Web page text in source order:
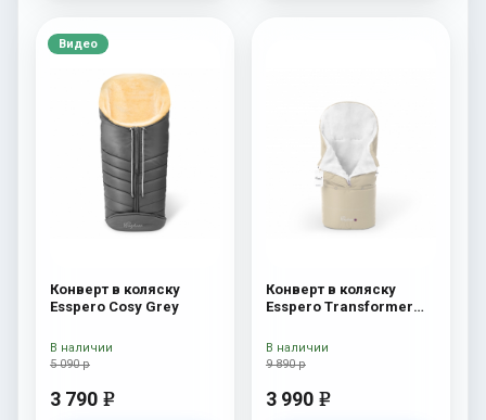
Видео
Конверт в коляску
Esspero Cosy Grey
5 090 р
3 790 e
В наличии
Конверт в коляску
Esspero Transformer
100% шерсть) Beige
9 890 р
3 990 e
В наличии